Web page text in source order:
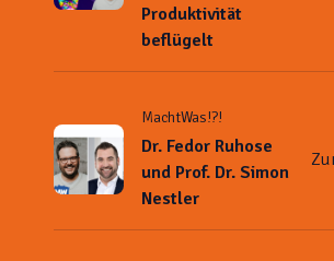
Produktivität
beflügelt
MachtWas!?!
Dr. Fedor Ruhose
und Prof. Dr. Simon
Nestler